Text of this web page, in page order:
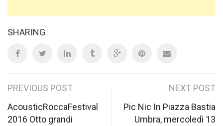
SHARING
Post
navigation
PREVIOUS POST
AcousticRoccaFestival
2016 Otto grandi
NEXT POST
Pic Nic In Piazza Bastia
Umbra, mercoledì 13